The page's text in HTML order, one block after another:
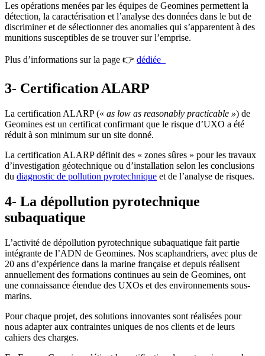
Les opérations menées par les équipes de Geomines permettent la
détection, la caractérisation et l’analyse des données dans le but de
discriminer et de sélectionner des anomalies qui s’apparentent à des
munitions susceptibles de se trouver sur l’emprise.
Plus d’informations sur la page 👉 dédiée
3- Certification ALARP
La certification ALARP (« as low as reasonably practicable ») de
Geomines est un certificat confirmant que le risque d’UXO a été
réduit à son minimum sur un site donné.
La certification ALARP définit des « zones sûres » pour les travaux
d’investigation géotechnique ou d’installation selon les conclusions
du diagnostic de pollution pyrotechnique et de l’analyse de risques.
4- La dépollution pyrotechnique
subaquatique
L’activité de dépollution pyrotechnique subaquatique fait partie
intégrante de l’ADN de Geomines. Nos scaphandriers, avec plus de
20 ans d’expérience dans la marine française et depuis réalisent
annuellement des formations continues au sein de Geomines, ont
une connaissance étendue des UXOs et des environnements sous-
marins.
Pour chaque projet, des solutions innovantes sont réalisées pour
nous adapter aux contraintes uniques de nos clients et de leurs
cahiers des charges.